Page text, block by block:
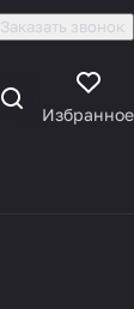
Заказать звонок
Избранное